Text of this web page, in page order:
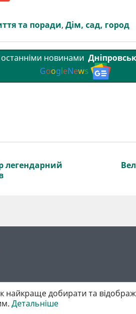
l та поради, Дім, сад, город
останніми новинами
GoogleNews
легендарний
використанні матеріалів обов'язкове
добирати та
Детальніше